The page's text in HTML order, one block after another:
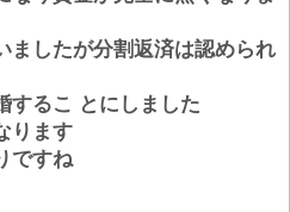
ましたが分割返済は認められ
するこ とにしました
ります
ですね